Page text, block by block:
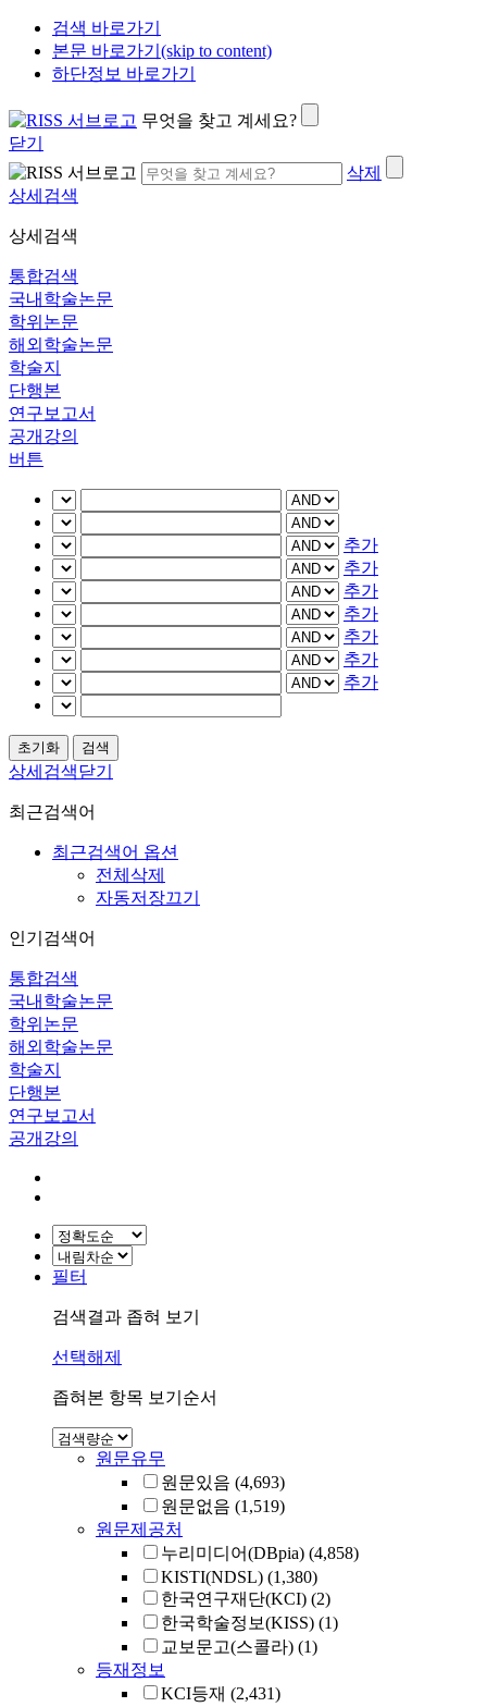
검색 바로가기
본문 바로가기(skip to content)
하단정보 바로가기
무엇을 찾고 계세요?
닫기
삭제
상세검색
상세검색
통합검색
국내학술논문
학위논문
해외학술논문
학술지
단행본
연구보고서
공개강의
버튼
추가
추가
추가
추가
추가
추가
추가
상세검색닫기
최근검색어
최근검색어 옵션
전체삭제
자동저장끄기
인기검색어
통합검색
국내학술논문
학위논문
해외학술논문
학술지
단행본
연구보고서
공개강의
필터
검색결과 좁혀 보기
선택해제
좁혀본 항목 보기순서
원문유무
원문있음 (4,693)
원문없음 (1,519)
원문제공처
누리미디어(DBpia) (4,858)
KISTI(NDSL) (1,380)
한국연구재단(KCI) (2)
한국학술정보(KISS) (1)
교보문고(스콜라) (1)
등재정보
KCI등재 (2,431)